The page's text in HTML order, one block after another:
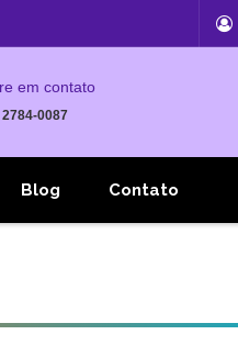
em contato
2784-0087
Blog Contato